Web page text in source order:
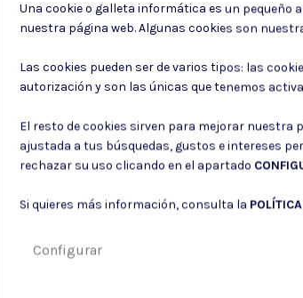
Puede
Una cookie o galleta informática es un pequeño
nuestra página web. Algunas cookies son
Las cookies pueden ser de varios tipos: las
autorización y son las únicas que tenemos
El resto de cookies sirven para mejorar
ajustada a tus búsquedas, gustos e intereses
rechazar su uso clicando en el apartado
Si quieres más información, consulta la
Configurar